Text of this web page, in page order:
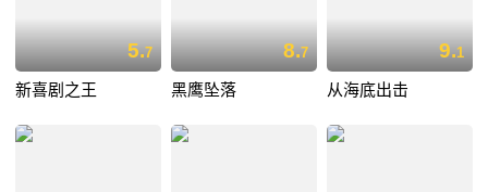
5.7
新喜剧之王
8.7
黑鹰坠落
9.1
从海底出击